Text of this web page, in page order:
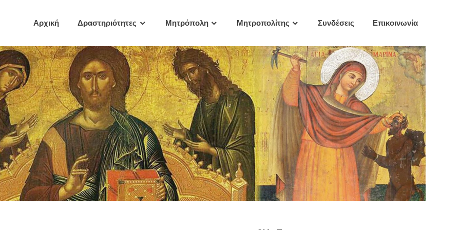
Αρχική Δραστηριότητες Μητρόπολη Μητροπολίτης Συνδέσεις Επικοινωνία